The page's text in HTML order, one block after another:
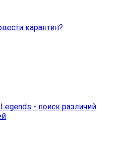
карантин?
- поиск различий